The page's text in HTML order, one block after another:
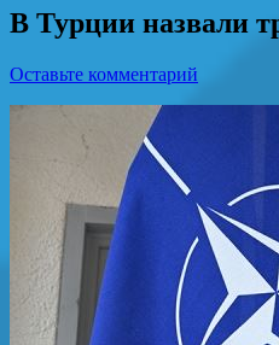
В Турции назвали
Оставьте комментарий